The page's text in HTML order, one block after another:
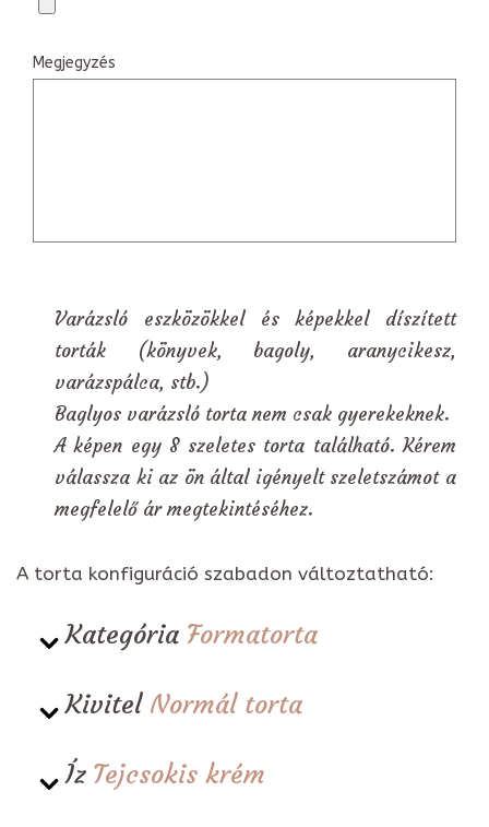
Megjegyzés
Varázsló eszközökkel és képekkel díszített
torták (könyvek, bagoly, aranycikesz,
varázspálca, stb.)
Baglyos varázsló torta nem csak gyerekeknek.
A képen egy 8 szeletes torta található. Kérem
válassza ki az ön által igényelt szeletszámot a
megfelelő ár megtekintéséhez.
A torta konfiguráció szabadon változtatható:
Kategória Formatorta
Kivitel Normál torta
Íz Tejcsokis krém